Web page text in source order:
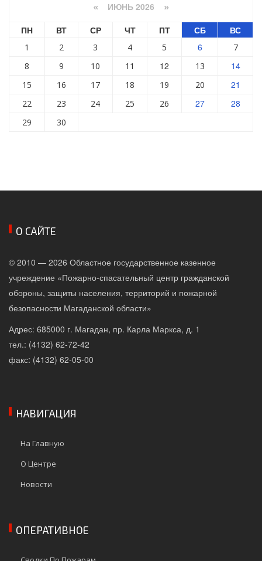
« ИЮНЬ 2026 »
ПН ВТ СР ЧТ ПТ СБ ВС
1 2 3 4 5 6
7
8
9 10 11 12 13 14
15 16 17 18 19 20 21
22 23 24 25 26 27 28
29 30
О САЙТЕ
© 2010 — 2026 Областное государственное казенное
учреждение «Пожарно-спасательный центр гражданской
обороны, защиты населения, территорий и пожарной
безопасности Магаданской области»
Адрес: 685000 г. Магадан, пр. Карла Маркса, д. 1
тел.: (4132) 62-72-42
факс: (4132) 62-05-00
НАВИГАЦИЯ
На Главную
О Центре
Новости
ОПЕРАТИВНОЕ